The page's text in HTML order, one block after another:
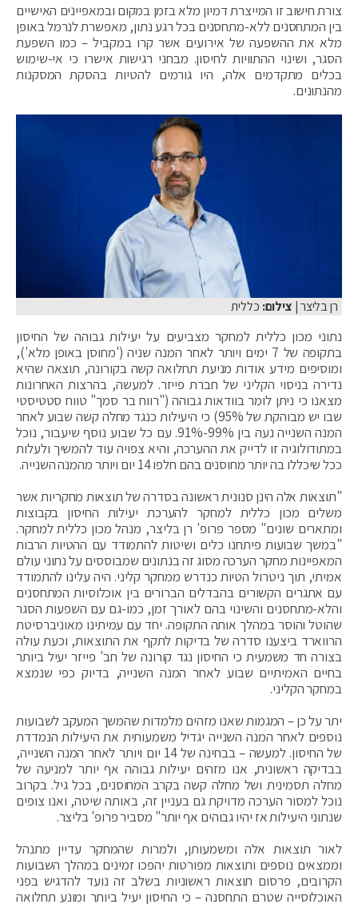
צורת חישוב זו המייצרת דמיון מלא בזמן במקום ובמאפיינים האישיים
בין המתחסנים ללא-מתחסנים בכל רגע נתון, מאפשרת לנרמל באופן
מלא את ההשפעה של אירועים אשר קרו במקביל – כמו השפעת
הסגר, ושינוי ההתוויות לחיסון. מבחני רגישות אישרו כי אי-שימוש
בכלים מתקדמים אלה, היו גורמים להטיות בהסקת המסקנות
מהנתונים.
רן בליצר| צילום: כללית
נתוני מכון כללית למחקר מצביעים על יעילות גבוהה של החיסון
בתקופה של 7 ימים ויותר לאחר המנה שניה ('מחוסן באופן מלא'),
ומוסיפים מידע אודות מניעת תחלואה קשה בקורונה, תוצאה שהיא
נדירה בניסוי הקליני של חברת פייזר. למעשה, בהרצות האחרונות
מצאנו כי ניתן לומר בוודאות גבוהה ("רווח בר סמך" טווח סטטיסטי
שבו יש מבוהקת של 95%) כי היעילות כנגד מחלה קשה שבוע לאחר
המנה השנייה נעה בין 99%-91%. עם כל שבוע נוסף שיעבור, נוכל
במתודולוגיה זו לדייק את ההערכה, והיא צפויה עוד להמשיך ולעלות
ככל שיכללו בה יותר מחוסנים בהם חלפו 14 יום ויותר מהמנה השנייה.
"תוצאות אלה הינן סנונית ראשונה בסדרה של תוצאות מחקריות אשר
משלים מכון כללית למחקר להערכת יעילות החיסון בקבוצות
ומתארים שונים" מספר פרופ' רן בליצר, מנהל מכון כללית למחקר.
"במשך שבועות פיתחנו כלים ושיטות להתמודד עם ההטיות הרבות
המאפיינות מחקר הערכה מסוג זה בנתונים שמבוססים על נתוני עולם
אמיתי, תוך ניטרול הטיות כנדרש ממחקר קליני. היה עלינו להתמודד
עם אתגרים הקשורים בהבדלים הברורים בין אוכלוסיות המתחסנים
והלא-מתחסנים והשינוי בהם לאורך זמן, כמו-גם עם השפעות הסגר
שהוטל והוסר במהלך אותה התקופה. יחד עם עמיתינו מאוניברסיטת
הרווארד ביצענו סדרה של בדיקות לתקף את התוצאות, וכעת עולה
בצורה חד משמעית כי החיסון נגד קורונה של חב' פייזר יעיל ביותר
בחיים האמיתיים שבוע לאחר המנה השנייה, בדיוק כפי שנמצא
במחקר הקליני.
יתר על כן – המגמות שאנו מזהים מלמדות שהמשך המעקב לשבועות
נוספים לאחר המנה השנייה יגדיל משמעותית את היעילות הנמדדת
של החיסון. למעשה – בבחינה של 14 יום ויותר לאחר המנה השנייה,
בבדיקה ראשונית, אנו מזהים יעילות גבוהה אף יותר למניעה של
מחלה תסמינית ושל מחלה קשה בקרב המחוסנים, בכל גיל. בקרוב
נוכל למסור הערכה מדויקת גם בעניין זה, באותה שיטה, ואנו צופים
שנתוני היעילות אז יהיו גבוהים אף יותר" מסביר פרופ' בליצר.
לאור תוצאות אלה ומשמעותן, ולמרות שהמחקר עדיין מתנהל
וממצאים נוספים ותוצאות מפורטות יהפכו זמינים במהלך השבועות
הקרובים, פרסום תוצאות ראשוניות בשלב זה נועד להדגיש בפני
האוכלוסייה שטרם התחסנה – כי החיסון יעיל ביותר ומונע תחלואה